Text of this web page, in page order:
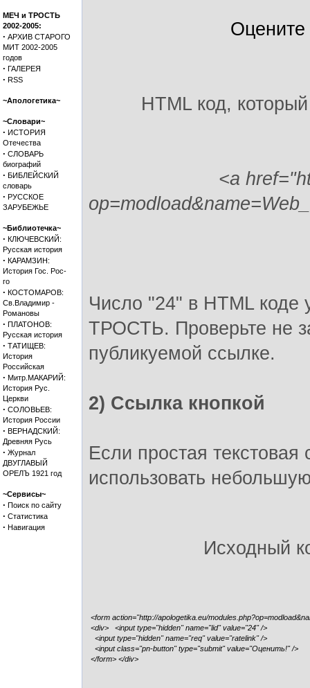
МЕЧ и ТРОСТЬ
2002-2005:
· АРХИВ СТАРОГО
МИТ 2002-2005
годов
· ГАЛЕРЕЯ
· RSS
~Апологетика~
~Словари~
· ИСТОРИЯ
Отечества
· СЛОВАРЬ
биографий
· БИБЛЕЙСКИЙ
словарь
· РУССКОЕ
ЗАРУБЕЖЬЕ
~Библиотечка~
· КЛЮЧЕВСКИЙ:
Русская история
· КАРАМЗИН:
История Гос. Рос-
го
· КОСТОМАРОВ:
Св.Владимир -
Романовы
· ПЛАТОНОВ:
Русская история
· ТАТИЩЕВ:
История
Российская
· Митр.МАКАРИЙ:
История Рус.
Церкви
· СОЛОВЬЕВ:
История России
· ВЕРНАДСКИЙ:
Древняя Русь
· Журнал
ДВУГЛАВЫЙ
ОРЕЛЪ 1921 год
~Сервисы~
· Поиск по сайту
· Статистика
· Навигация
HTML код,
<a
Число "24" в HTML
ТРОСТЬ. Проверьте не
публикуемой ссылке.
2) Ссылка кнопкой
Если простая
использовать
Исходный
<form action="http://apologetika.eu/
<div> <input type="hidden" name="lid" value="24" />
<input type="hidden" name="req" value="ratelink" />
<input class="pn-button" type="submit" value="Оценить!" />
</form> </div>